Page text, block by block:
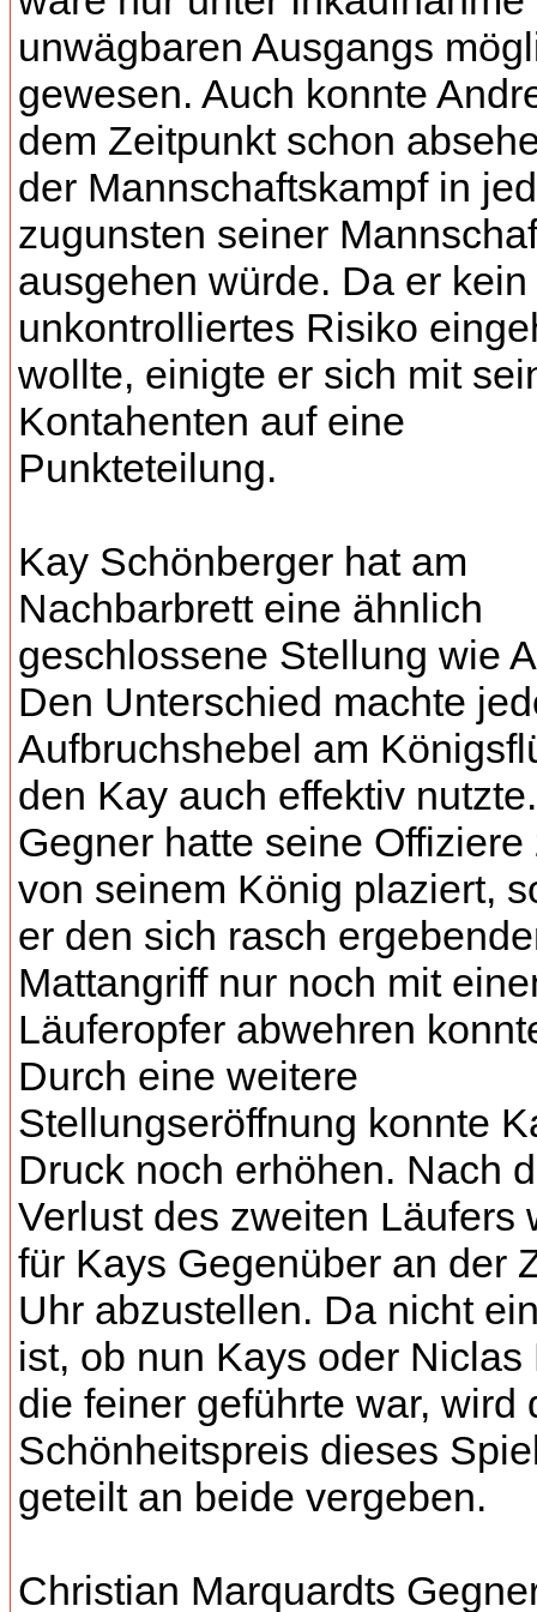
unwägbaren Ausgangs
gewesen. Auch konnte
dem Zeitpunkt schon
der Mannschaftskampf in
zugunsten seiner
ausgehen würde. Da er kein
unkontrolliertes Risiko
wollte, einigte er sich mit
Kontahenten auf eine
Punkteteilung.
Kay Schönberger hat am
Nachbarbrett eine ähnlich
geschlossene Stellung wie
Den Unterschied machte
Aufbruchshebel am
den Kay auch effektiv
Gegner hatte seine Offiziere
von seinem König plaziert,
er den sich rasch
Mattangriff nur noch mit
Läuferopfer abwehren
Durch eine weitere
Stellungseröffnung konnte
Druck noch erhöhen. Nach
Verlust des zweiten Läufers
für Kays Gegenüber an der
Uhr abzustellen. Da nicht
ist, ob nun Kays oder Niclas
die feiner geführte war, wird
Schönheitspreis dieses
geteilt an beide vergeben.
Christian Marquardts